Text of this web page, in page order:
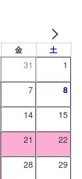
金 土
31 1
7 8
14 15
21 22
28 29